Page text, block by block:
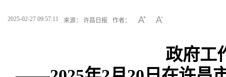
2025-02-27 09:57:11 来源： 许昌日报 作者：
政府工